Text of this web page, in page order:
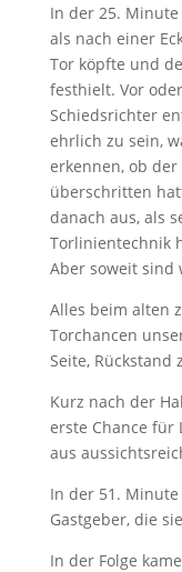
In der 25.
als nach einer
Tor köpfte und
festhielt. Vor
Schiedsrichter
ehrlich zu sein,
erkennen, ob
überschritten
danach aus, als
Torlinientechnik
Aber soweit sind
Alles beim alten
Torchancen
Seite, Rückstand
Kurz nach der
erste Chance für
aus
In der 51.
Gastgeber, die
In der Folge